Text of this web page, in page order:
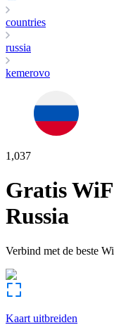
countries
russia
kemerovo
1,037
Gratis
Russia
Verbind met de beste
Kaart uitbreiden